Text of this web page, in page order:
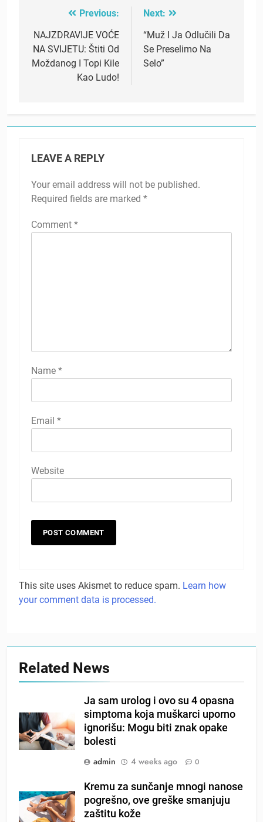
navigation
Previous:
NAJZDRAVIJE VOĆE
NA SVIJETU: Štiti Od
Moždanog I Topi Kile
Kao Ludo!
Next:
“Muž I Ja Odlučili Da
Se Preselimo Na
Selo”
LEAVE A REPLY
Your email address will not be published.
Required fields are marked *
Comment *
Name *
Email *
Website
This site uses Akismet to reduce spam. Learn how
your comment data is processed.
Related News
Ja sam urolog i ovo su 4 opasna
simptoma koja muškarci uporno
ignorišu: Mogu biti znak opake
bolesti
admin
4 weeks ago 0
Kremu za sunčanje mnogi nanose
pogrešno, ove greške smanjuju
zaštitu kože